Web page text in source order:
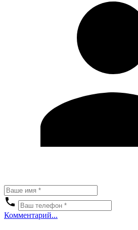
Комментарий...